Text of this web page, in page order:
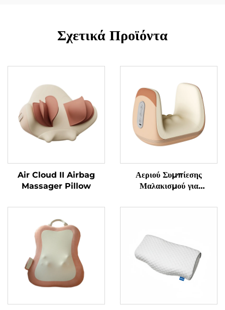
Σχετικά Προϊόντα
Air Cloud II Airbag
Massager Pillow
Αεριού Συμπίεσης
Μαλακισμού για
Τενοσυνοβίτιδας στα